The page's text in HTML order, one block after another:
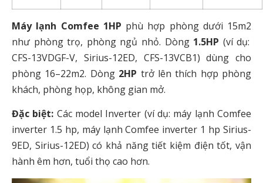
Máy lạnh Comfee 1HP phù hợp phòng dưới 15m2
như phòng trọ, phòng ngủ nhỏ. Dòng 1.5HP (ví dụ:
CFS-13VDGF-V, Sirius-12ED, CFS-13VCB1) dùng cho
phòng 16–22m2. Dòng 2HP trở lên thích hợp phòng
khách, phòng họp, không gian mở.
Đặc biệt: Các model Inverter (ví dụ: máy lạnh Comfee
inverter 1.5 hp, máy lạnh Comfee inverter 1 hp Sirius-
9ED, Sirius-12ED) có khả năng tiết kiệm điện tốt, vận
hành êm hơn, tuổi thọ cao hơn.